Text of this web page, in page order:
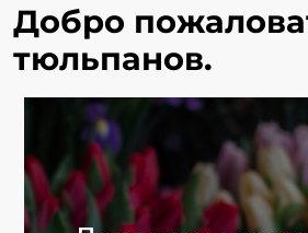
Добро
тюльпанов.